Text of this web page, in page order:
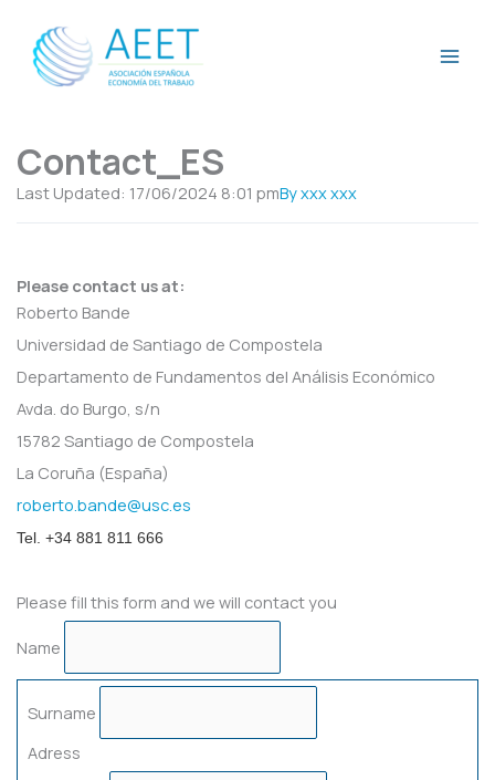
contenido
Contact_ES
Last Updated: 17/06/2024 8:01 pmByxxx xxx
Please contact us at:
Roberto Bande
Universidad de Santiago de Compostela
Departamento de Fundamentos del Análisis Económico
Avda. do Burgo, s/n
15782 Santiago de Compostela
La Coruña (España)
roberto.bande@usc.es
Tel. +34 881 811 666
Please fill this form and we will contact you
Name
Surname
Adress